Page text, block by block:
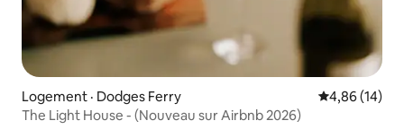
Logement · Dodges Ferry Note
4,86 (14)
The Light House - (Nouveau sur Airbnb 2026)